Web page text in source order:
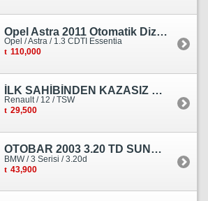
Opel Astra 2011 Otomatik Dizel Tramersiz Essentia
Opel / Astra / 1.3 CDTI Essentia
110,000
İLK SAHİBİNDEN KAZASIZ HASARSIZ BOYASIZ DEĞİŞENSİZ TAM ORJİNAL RENO
Renault / 12 / TSW
29,500
OTOBAR 2003 3.20 TD SUNROOF DERİ OTOMATİK DİZEL EMSALSİZ
BMW / 3 Serisi / 3.20d
43,900